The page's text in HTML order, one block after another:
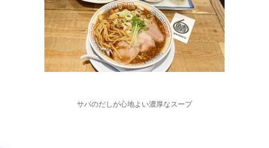
サバのだしが心地よい濃厚なスープ